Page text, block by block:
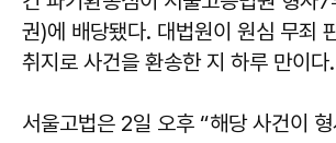
권)에 배당됐다. 대법원이 원심 무죄
취지로 사건을 환송한 지 하루 만이다.
서울고법은 2일 오후 “해당 사건이